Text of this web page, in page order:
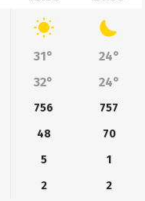
31°
24°
32° 24°
756
757
48
70
5
1
2 2